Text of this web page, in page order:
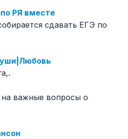
РЯ вместе
сдавать ЕГЭ по
важные вопросы о